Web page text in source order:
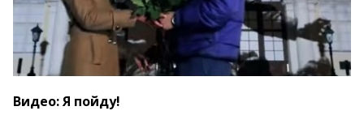
Видео: Я пойду!